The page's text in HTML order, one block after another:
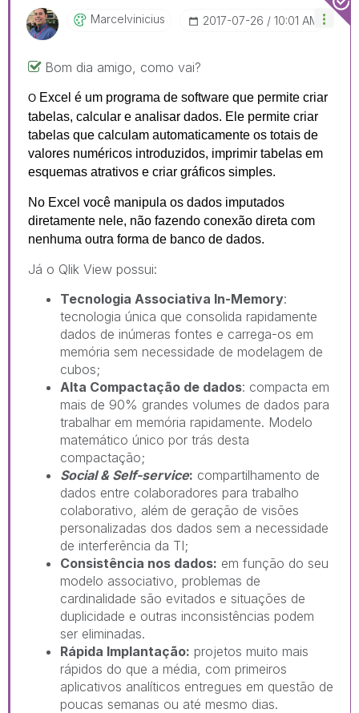
Marcelvinicius ‎2017-07-26 10:01 AM
Bom dia amigo, como vai?
O Excel é um programa de software que permite criar
tabelas, calcular e analisar dados. Ele permite criar
tabelas que calculam automaticamente os totais de
valores numéricos introduzidos, imprimir tabelas em
esquemas atrativos e criar gráficos simples.
No Excel você manipula os dados imputados
diretamente nele, não fazendo conexão direta com
nenhuma outra forma de banco de dados.
Já o Qlik View possui:
Tecnologia Associativa In-Memory:
tecnologia única que consolida rapidamente
dados de inúmeras fontes e carrega-os em
memória sem necessidade de modelagem de
cubos;
Alta Compactação de dados: compacta em
mais de 90% grandes volumes de dados para
trabalhar em memória rapidamente. Modelo
matemático único por trás desta
compactação;
Social & Self-service: compartilhamento de
dados entre colaboradores para trabalho
colaborativo, além de geração de visões
personalizadas dos dados sem a necessidade
de interferência da TI;
Consistência nos dados: em função do seu
modelo associativo, problemas de
cardinalidade são evitados e situações de
duplicidade e outras inconsistências podem
ser eliminadas.
Rápida Implantação: projetos muito mais
rápidos do que a média, com primeiros
aplicativos analíticos entregues em questão de
poucas semanas ou até mesmo dias.